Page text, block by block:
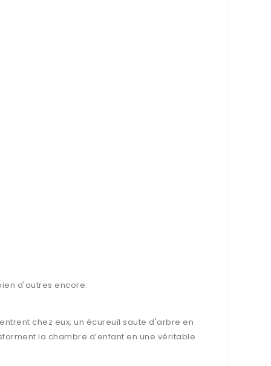
d'autres encore.
chez eux, un écureuil saute d'arbre en
la chambre d’enfant en une véritable